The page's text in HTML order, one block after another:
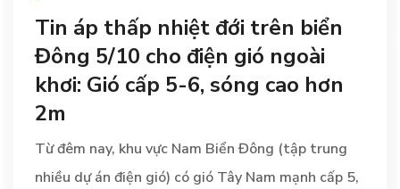
Tin áp thấp nhiệt đới trên biển
Đông 5/10 cho điện gió ngoài
khơi: Gió cấp 5-6, sóng cao hơn
2m
Từ đêm nay, khu vực Nam Biển Đông (tập trung
nhiều dự án điện gió) có gió Tây Nam mạnh cấp 5,